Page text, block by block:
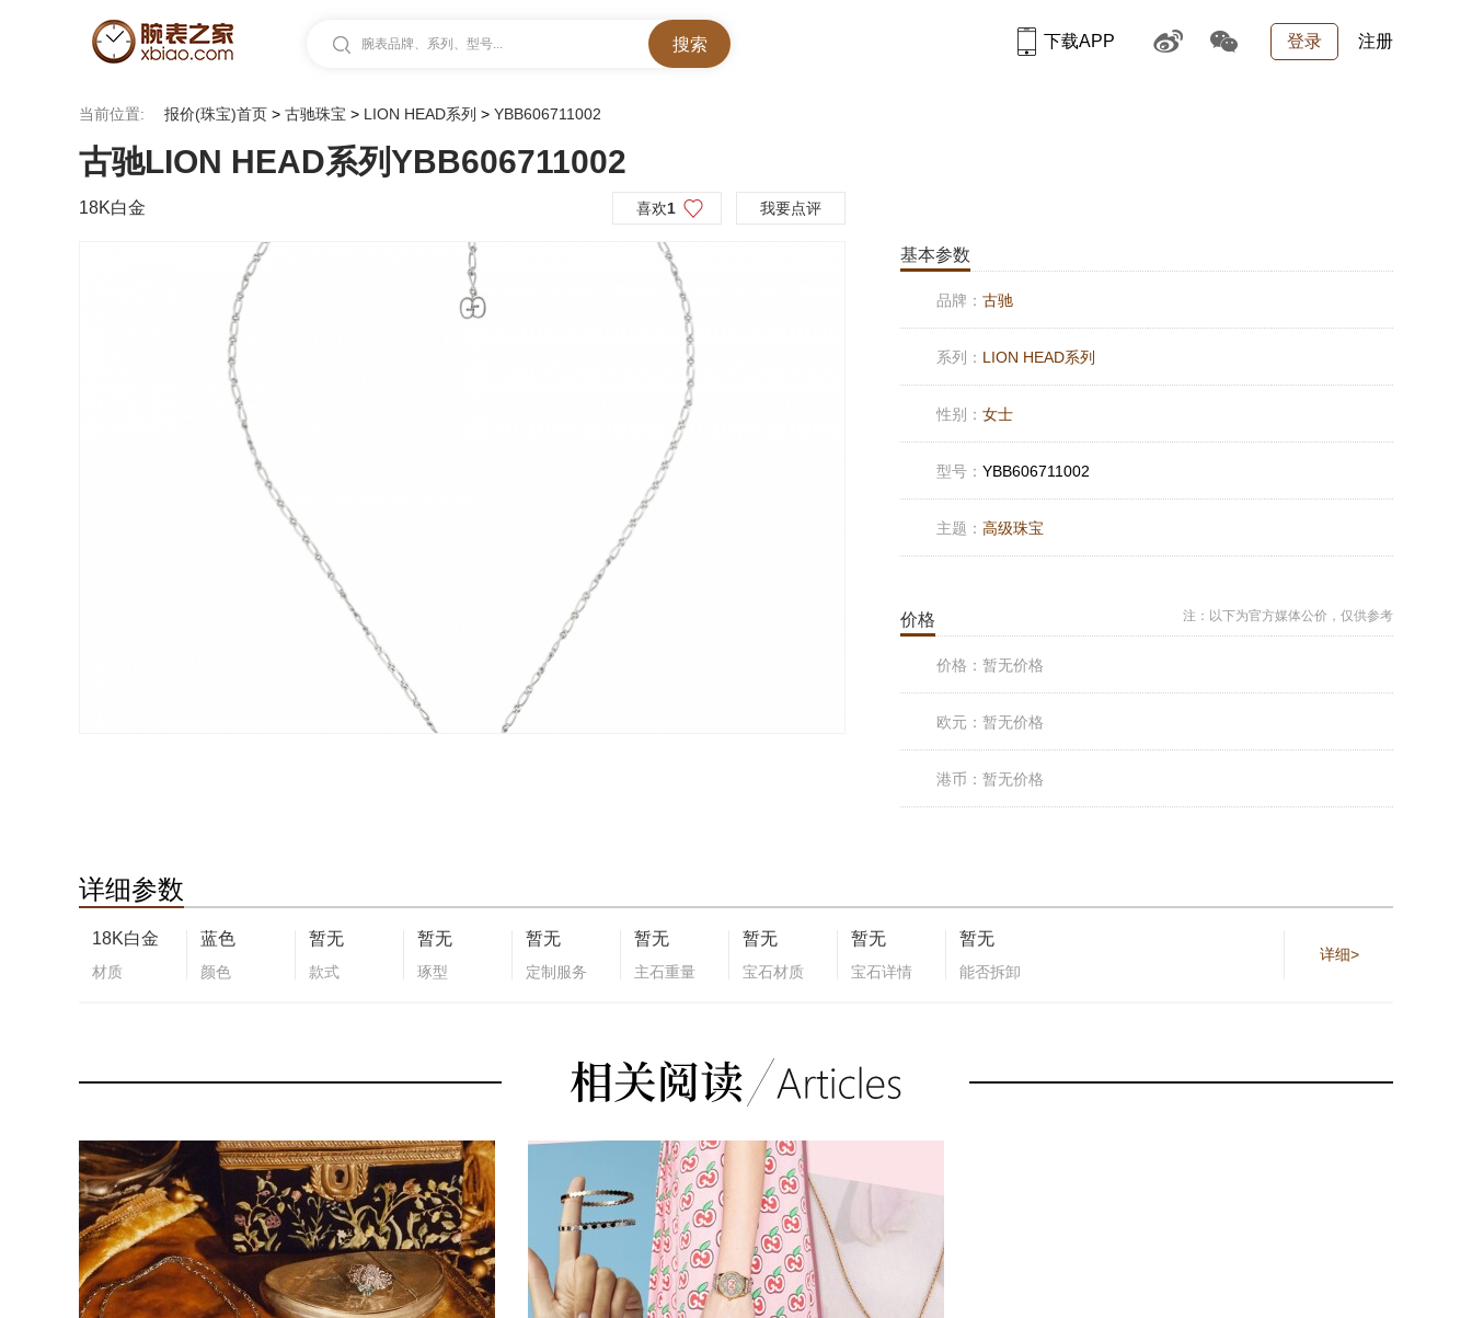
腕表品牌、系列、型号... 登录 注册
下载APP
当前位置: 报价(珠宝)首页 > 古驰珠宝 > LION HEAD系列 > YBB606711002
古驰LION HEAD系列YBB606711002
18K白金 喜欢1 我要点评
基本参数
品牌： 古驰
系列： LION HEAD系列
性别： 女士
型号： YBB606711002
主题： 高级珠宝
价格 注：以下为官方媒体公价，仅供参考
价格： 暂无价格
欧元： 暂无价格
港币： 暂无价格
详细参数
18K白金
材质
蓝色
颜色
暂无
款式
暂无
琢型
暂无
定制服务
暂无
主石重量
暂无
宝石材质
暂无
宝石详情
暂无
能否拆卸
详细>